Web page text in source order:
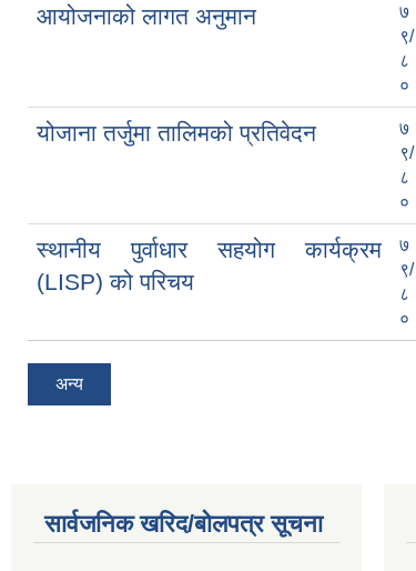
आयोजनाको लागत अनुमान
७
९/
८
०
योजाना तर्जुमा तालिमको प्रतिवेदन
७
९/
८
०
स्थानीय पुर्वाधार सहयोग कार्यक्रम
(LISP) को परिचय
७
९/
८
०
अन्य
सार्वजनिक खरिद/बोलपत्र सूचना